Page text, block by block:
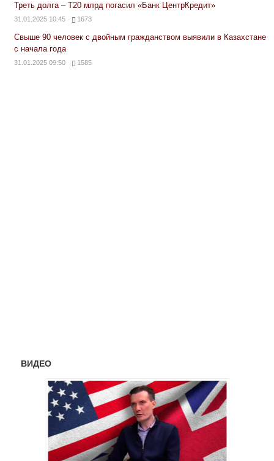
Треть долга – Т20 млрд погасил «Банк ЦентрКредит»
31.01.2025 10:45 1673
Свыше 90 человек с двойным гражданством выявили в Казахстане
с начала года
31.01.2025 09:50 1585
ВИДЕО